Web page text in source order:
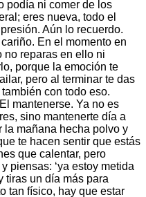
podía ni comer de los
eres nueva, todo el
Aún lo recuerdo.
En el momento en
no reparas en ello ni
porque la emoción te
pero al terminar te das
con todo eso.
El mantenerse. Ya no es
sino mantenerte día a
la mañana hecha polvo y
te hacen sentir que estás
que calentar, pero
piensas: ‘ya estoy metida
tiras un día más para
tan físico, hay que estar